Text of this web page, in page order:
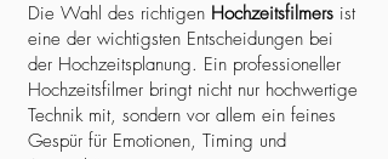
Die Wahl des richtigen Hochzeitsfilmers ist
eine der wichtigsten Entscheidungen bei
der Hochzeitsplanung. Ein professioneller
Hochzeitsfilmer bringt nicht nur hochwertige
Technik mit, sondern vor allem ein feines
Gespür für Emotionen, Timing und